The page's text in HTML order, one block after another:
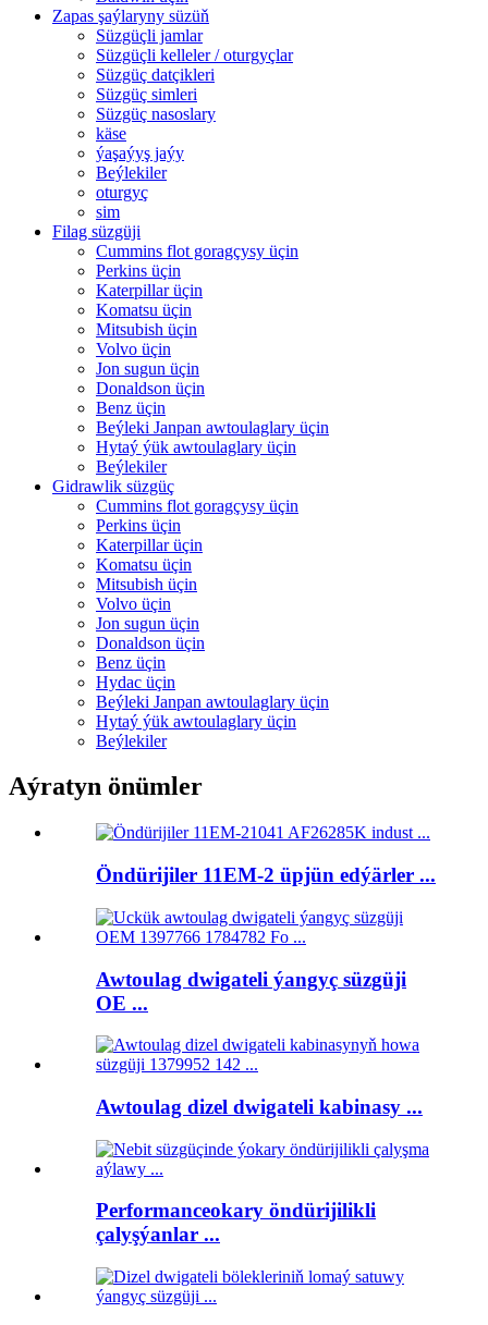
Zapas şaýlaryny süzüň
Süzgüçli jamlar
Süzgüçli kelleler / oturgyçlar
Süzgüç datçikleri
Süzgüç simleri
Süzgüç nasoslary
käse
ýaşaýyş jaýy
Beýlekiler
oturgyç
sim
Filag süzgüji
Cummins flot goragçysy üçin
Perkins üçin
Katerpillar üçin
Komatsu üçin
Mitsubish üçin
Volvo üçin
Jon sugun üçin
Donaldson üçin
Benz üçin
Beýleki Janpan awtoulaglary üçin
Hytaý ýük awtoulaglary üçin
Beýlekiler
Gidrawlik süzgüç
Cummins flot goragçysy üçin
Perkins üçin
Katerpillar üçin
Komatsu üçin
Mitsubish üçin
Volvo üçin
Jon sugun üçin
Donaldson üçin
Benz üçin
Hydac üçin
Beýleki Janpan awtoulaglary üçin
Hytaý ýük awtoulaglary üçin
Beýlekiler
Aýratyn önümler
Öndürijiler 11EM-2 üpjün edýärler ...
Awtoulag dwigateli ýangyç süzgüji
OE ...
Awtoulag dizel dwigateli kabinasy ...
Performanceokary öndürijilikli
çalyşýanlar ...